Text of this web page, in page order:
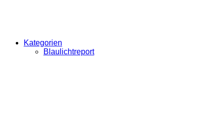
Kategorien
Blaulichtreport